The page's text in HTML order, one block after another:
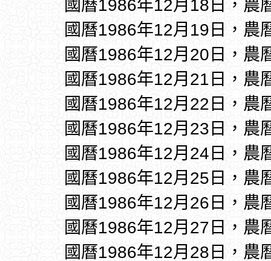
國曆1986年12月18日，農
國曆1986年12月19日，農
國曆1986年12月20日，農
國曆1986年12月21日，農
國曆1986年12月22日，農
國曆1986年12月23日，農
國曆1986年12月24日，農
國曆1986年12月25日，農
國曆1986年12月26日，農
國曆1986年12月27日，農
國曆1986年12月28日，農